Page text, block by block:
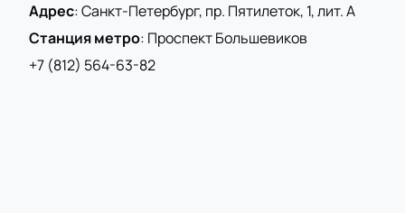
Адрес:Санкт-Петербург, пр. Пятилеток, 1, лит. А
Станция метро: Проспект Большевиков
+7 (812) 564-63-82